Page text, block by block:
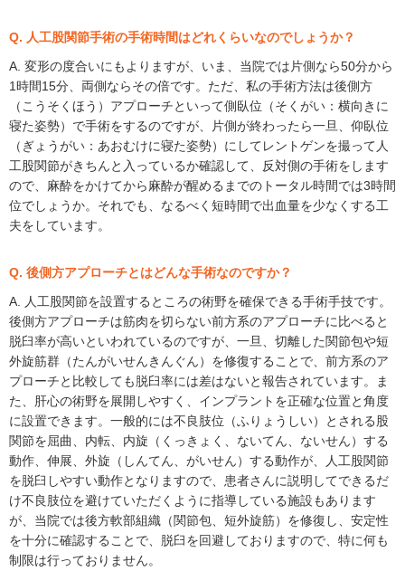
Q. 人工股関節手術の手術時間はどれくらいなのでしょうか？
A. 変形の度合いにもよりますが、いま、当院では片側なら50分から
1時間15分、両側ならその倍です。ただ、私の手術方法は後側方
（こうそくほう）アプローチといって側臥位（そくがい：横向きに
寝た姿勢）で手術をするのですが、片側が終わったら一旦、仰臥位
（ぎょうがい：あおむけに寝た姿勢）にしてレントゲンを撮って人
工股関節がきちんと入っているか確認して、反対側の手術をします
ので、麻酔をかけてから麻酔が醒めるまでのトータル時間では3時間
位でしょうか。それでも、なるべく短時間で出血量を少なくする工
夫をしています。
Q. 後側方アプローチとはどんな手術なのですか？
A. 人工股関節を設置するところの術野を確保できる手術手技です。
後側方アプローチは筋肉を切らない前方系のアプローチに比べると
脱臼率が高いといわれているのですが、一旦、切離した関節包や短
外旋筋群（たんがいせんきんぐん）を修復することで、前方系のア
プローチと比較しても脱臼率には差はないと報告されています。ま
た、肝心の術野を展開しやすく、インプラントを正確な位置と角度
に設置できます。一般的には不良肢位（ふりょうしい）とされる股
関節を屈曲、内転、内旋（くっきょく、ないてん、ないせん）する
動作、伸展、外旋（しんてん、がいせん）する動作が、人工股関節
を脱臼しやすい動作となりますので、患者さんに説明してできるだ
け不良肢位を避けていただくように指導している施設もあります
が、当院では後方軟部組織（関節包、短外旋筋）を修復し、安定性
を十分に確認することで、脱臼を回避しておりますので、特に何も
制限は行っておりません。